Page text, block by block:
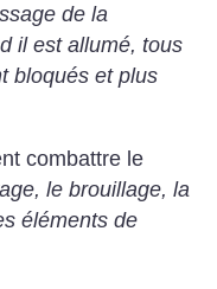
de la
il est allumé, tous
bloqués et plus
combattre le
le brouillage, la
éléments de